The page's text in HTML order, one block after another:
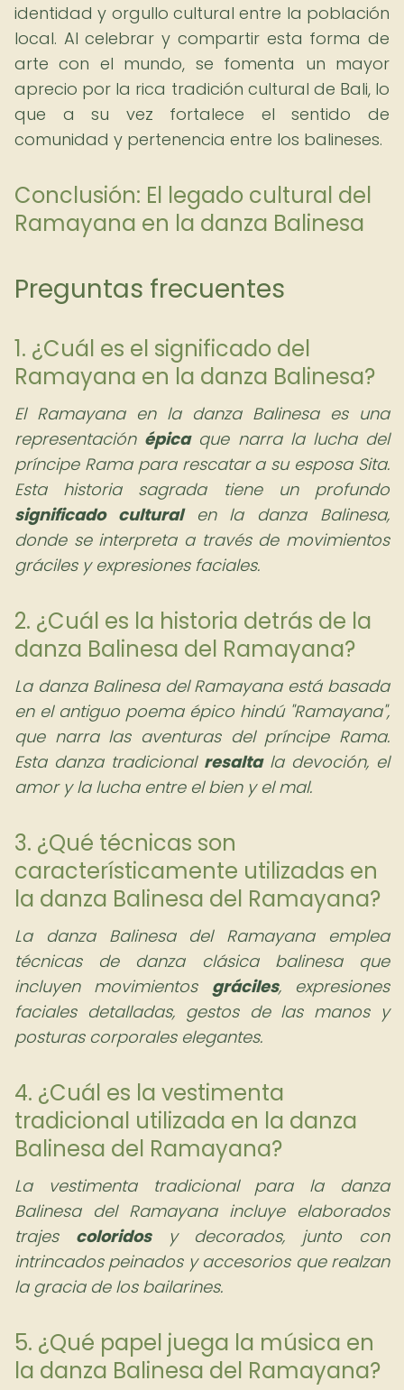
identidad y orgullo cultural entre la población
local. Al celebrar y compartir esta forma de
arte con el mundo, se fomenta un mayor
aprecio por la rica tradición cultural de Bali, lo
que a su vez fortalece el sentido de
comunidad y pertenencia entre los balineses.
Conclusión: El legado cultural del
Ramayana en la danza Balinesa
Preguntas frecuentes
1. ¿Cuál es el significado del
Ramayana en la danza Balinesa?
El Ramayana en la danza Balinesa es una
representación épicaque narra la lucha del
príncipe Rama para rescatar a su esposa Sita.
Esta historia sagrada tiene un profundo
significado culturalen la danza Balinesa,
donde se interpreta a través de movimientos
gráciles y expresiones faciales.
2. ¿Cuál es la historia detrás de la
danza Balinesa del Ramayana?
La danza Balinesa del Ramayana está basada
en el antiguo poema épico hindú "Ramayana",
que narra las aventuras del príncipe Rama.
Esta danza tradicional resaltala devoción, el
amor y la lucha entre el bien y el mal.
3. ¿Qué técnicas son
característicamente utilizadas en
la danza Balinesa del Ramayana?
La danza Balinesa del Ramayana emplea
técnicas de danza clásica balinesa que
incluyen movimientos gráciles, expresiones
faciales detalladas, gestos de las manos y
posturas corporales elegantes.
4. ¿Cuál es la vestimenta
tradicional utilizada en la danza
Balinesa del Ramayana?
La vestimenta tradicional para la danza
Balinesa del Ramayana incluye elaborados
trajes coloridosy decorados, junto con
intrincados peinados y accesorios que realzan
la gracia de los bailarines.
5. ¿Qué papel juega la música en
la danza Balinesa del Ramayana?